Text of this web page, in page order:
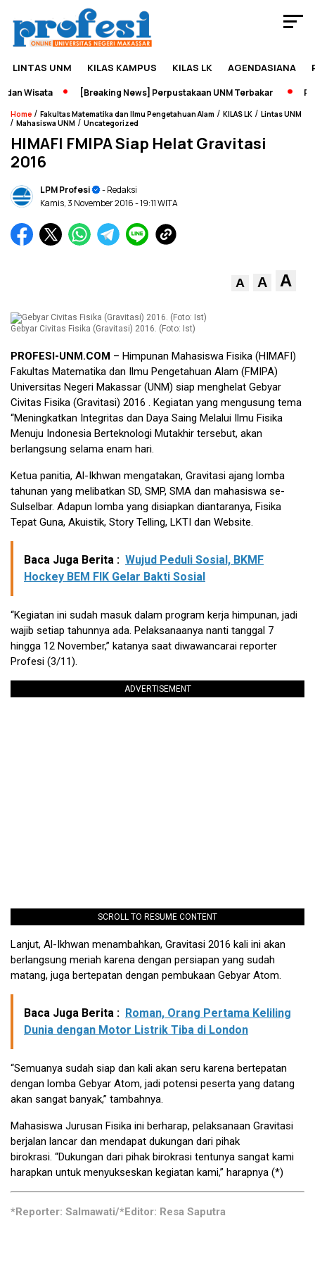
LINTAS UNM KILAS KAMPUS KILAS LK AGENDASIANA
Wisata [Breaking News] Perpustakaan UNM Terbakar
Home / Fakultas Matematika dan Ilmu Pengetahuan Alam / KILAS LK / Lintas UNM
/ Mahasiswa UNM / Uncategorized
HIMAFI FMIPA Siap Helat Gravitasi
2016
LPM Profesi
- Redaksi
Kamis, 3 November 2016- 19:11 WITA
A A A
Gebyar Civitas Fisika (Gravitasi) 2016. (Foto: Ist)
PROFESI-UNM.COM – Himpunan Mahasiswa Fisika (HIMAFI)
Fakultas Matematika dan Ilmu Pengetahuan Alam (FMIPA)
Universitas Negeri Makassar (UNM) siap menghelat Gebyar
Civitas Fisika (Gravitasi) 2016 . Kegiatan yang mengusung tema
“Meningkatkan Integritas dan Daya Saing Melalui Ilmu Fisika
Menuju Indonesia Berteknologi Mutakhir tersebut, akan
berlangsung selama enam hari.
Ketua panitia, Al-Ikhwan mengatakan, Gravitasi ajang lomba
tahunan yang melibatkan SD, SMP, SMA dan mahasiswa se-
Sulselbar. Adapun lomba yang disiapkan diantaranya, Fisika
Tepat Guna, Akuistik, Story Telling, LKTI dan Website.
Baca Juga Berita : Wujud Peduli Sosial, BKMF
Hockey BEM FIK Gelar Bakti Sosial
“Kegiatan ini sudah masuk dalam program kerja himpunan, jadi
wajib setiap tahunnya ada. Pelaksanaanya nanti tanggal 7
hingga 12 November,” katanya saat diwawancarai reporter
Profesi (3/11).
ADVERTISEMENT
SCROLL TO RESUME CONTENT
Lanjut, Al-Ikhwan menambahkan, Gravitasi 2016 kali ini akan
berlangsung meriah karena dengan persiapan yang sudah
matang, juga bertepatan dengan pembukaan Gebyar Atom.
Baca Juga Berita : Roman, Orang Pertama Keliling
Dunia dengan Motor Listrik Tiba di London
“Semuanya sudah siap dan kali akan seru karena bertepatan
dengan lomba Gebyar Atom, jadi potensi peserta yang datang
akan sangat banyak,” tambahnya.
Mahasiswa Jurusan Fisika ini berharap, pelaksanaan Gravitasi
berjalan lancar dan mendapat dukungan dari pihak
birokrasi. “Dukungan dari pihak birokrasi tentunya sangat kami
harapkan untuk menyukseskan kegiatan kami,” harapnya (*)
*Reporter: Salmawati/*Editor: Resa Saputra